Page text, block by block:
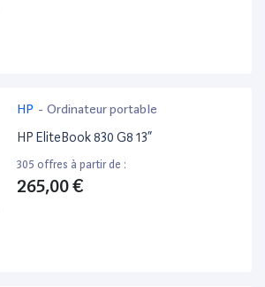
HP - Ordinateur portable
HP EliteBook 830 G8 13”
305 offres à partir de :
265,00 €